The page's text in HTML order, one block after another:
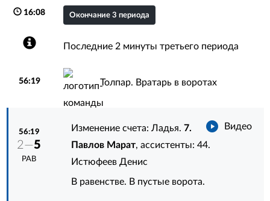
16:08 Окончание 3 периода
Последние 2 минуты третьего периода
56:19 Толпар. Вратарь в воротах
56:19
2—5
РАВ
Видео
Изменение счета: Ладья.7.
Павлов Марат, ассистенты:44.
Истюфеев Денис
В равенстве. В пустые ворота.